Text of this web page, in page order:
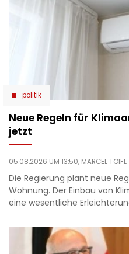
politik
Neue Regeln für
jetzt
05.08.2026 UM 13:50, MARCEL TOIFL
Die Regierung plant neue
Wohnung. Der Einbau von
eine wesentliche